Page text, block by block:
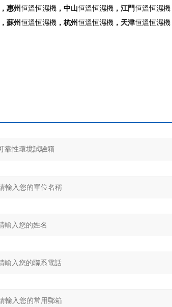
，惠州恒溫恒濕機 ，中山恒溫恒濕機 ，江門恒溫恒濕機
，蘇州恒溫恒濕機 ，杭州恒溫恒濕機 ，天津恒溫恒濕機